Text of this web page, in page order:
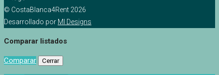
© CostaBlanca4Rent 2026
Desarrollado por MI Designs
Comparar listados
Comparar Cerrar